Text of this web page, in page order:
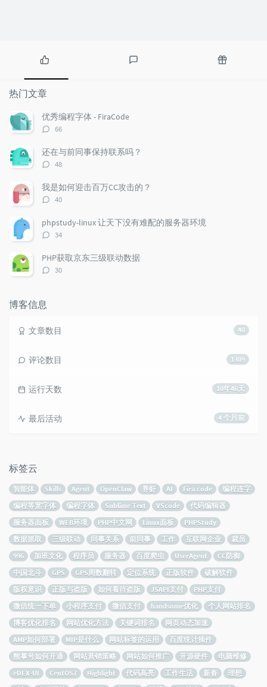
热
门
文
章
热门文章
优秀编程字体 - FiraCode
评
数：
66
还在与前同事保持联系吗？
评
数：
48
我是如何迎击百万CC攻击的？
评
数：
40
phpstudy-linux 让天下没有难配的服务器环境
评
数：
34
PHP获取京东三级联动数据
评
30
博客信息
40
文章数目
1309
评论数目
10年46天
运行天数
4 个月前
最后活动
标签云
智能体 Skills Agent OpenClaw 养虾 AI Fira code
编程连字
编程等宽字体
编程字体 Sublime Text VScode
代码编辑器
服务器面板
WEB环境 PHP中文网 Linux面板
PHPStudy
数据抓取
三级联动 同事关系 前同事 工作 互联网企业
裁员
996
加班文化 程序员 服务器 百度爬虫 UserAgent
CC防御
中国北斗
GPS GPS周数翻转 定位系统 正版软件
破解软件
版权意识
正版与盗版 如何看待盗版 JSAPI支付
PHP支付
微信统一下单
小程序支付 微信支付 handsome优化
个人网站排名
博客优化排名
网站优化方法 关键词排名
网页动态加速
AMP如何部署
MIP是什么 网站标签的运用
百度统计插件
熊掌号如何开通
网站营销策略 网站如何推广 开源硬件
电脑维修
eDEX-UI
CentOS7 Highlight 代码高亮 工作生活 新春
理想